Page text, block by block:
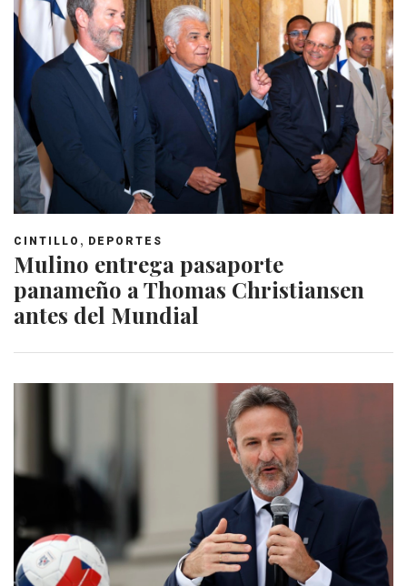
CINTILLO , DEPORTES
Mulino entrega pasaporte
panameño a Thomas Christiansen
antes del Mundial